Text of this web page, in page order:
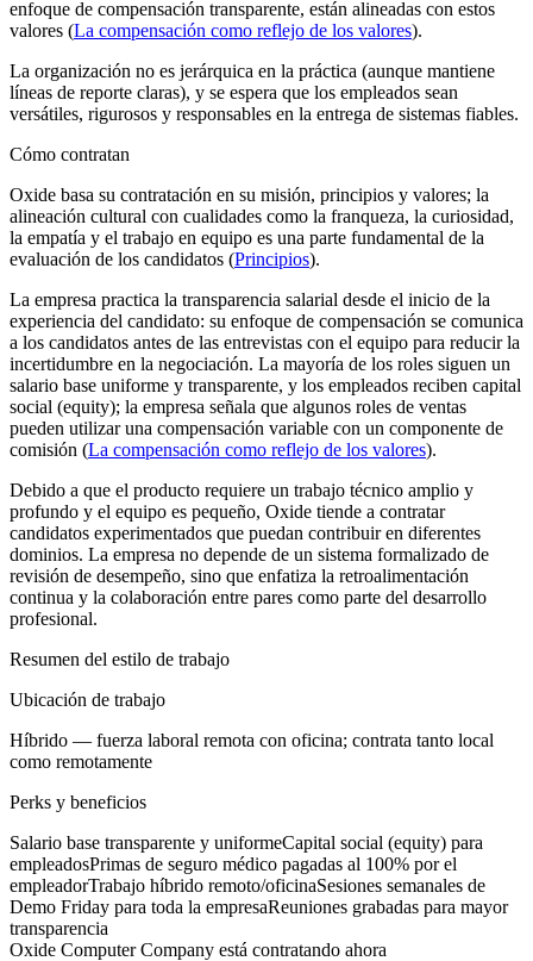
enfoque de compensación transparente, están alineadas con estos
valores (La compensación como reflejo de los valores).
La organización no es jerárquica en la práctica (aunque mantiene
líneas de reporte claras), y se espera que los empleados sean
versátiles, rigurosos y responsables en la entrega de sistemas fiables.
Cómo contratan
Oxide basa su contratación en su misión, principios y valores; la
alineación cultural con cualidades como la franqueza, la curiosidad,
la empatía y el trabajo en equipo es una parte fundamental de la
evaluación de los candidatos (Principios).
La empresa practica la transparencia salarial desde el inicio de la
experiencia del candidato: su enfoque de compensación se comunica
a los candidatos antes de las entrevistas con el equipo para reducir la
incertidumbre en la negociación. La mayoría de los roles siguen un
salario base uniforme y transparente, y los empleados reciben capital
social (equity); la empresa señala que algunos roles de ventas
pueden utilizar una compensación variable con un componente de
comisión (La compensación como reflejo de los valores).
Debido a que el producto requiere un trabajo técnico amplio y
profundo y el equipo es pequeño, Oxide tiende a contratar
candidatos experimentados que puedan contribuir en diferentes
dominios. La empresa no depende de un sistema formalizado de
revisión de desempeño, sino que enfatiza la retroalimentación
continua y la colaboración entre pares como parte del desarrollo
profesional.
Resumen del estilo de trabajo
Ubicación de trabajo
Híbrido — fuerza laboral remota con oficina; contrata tanto local
como remotamente
Perks y beneficios
Salario base transparente y uniformeCapital social (equity) para
empleadosPrimas de seguro médico pagadas al 100% por el
empleadorTrabajo híbrido remoto/oficinaSesiones semanales de
Demo Friday para toda la empresaReuniones grabadas para mayor
transparencia
Oxide Computer Company está contratando ahora